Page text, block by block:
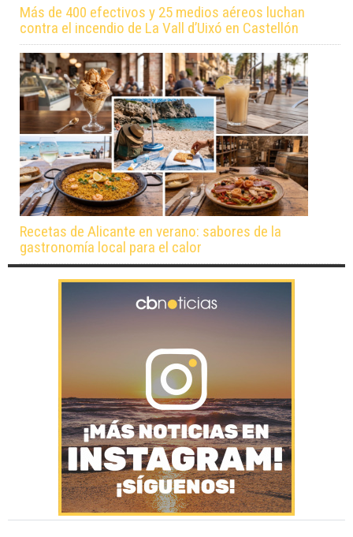
Más de 400 efectivos y 25 medios aéreos luchan
contra el incendio de La Vall d’Uixó en Castellón
Recetas de Alicante en verano: sabores de la
gastronomía local para el calor